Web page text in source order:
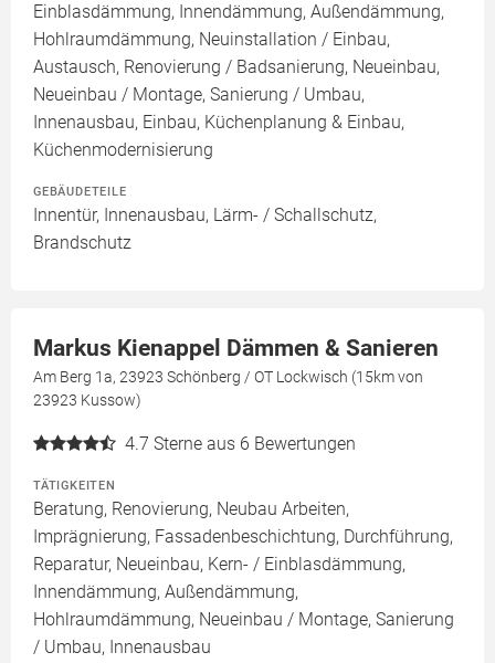
Einblasdämmung, Innendämmung, Außendämmung,
Hohlraumdämmung, Neuinstallation / Einbau,
Austausch, Renovierung / Badsanierung, Neueinbau,
Neueinbau / Montage, Sanierung / Umbau,
Innenausbau, Einbau, Küchenplanung & Einbau,
Küchenmodernisierung
GEBÄUDETEILE
Innentür, Innenausbau, Lärm- / Schallschutz,
Brandschutz
Markus Kienappel Dämmen & Sanieren
Am Berg 1a, 23923 Schönberg / OT Lockwisch (15km von
23923 Kussow)
4.7 Sterne aus 6 Bewertungen
TÄTIGKEITEN
Beratung, Renovierung, Neubau Arbeiten,
Imprägnierung, Fassadenbeschichtung, Durchführung,
Reparatur, Neueinbau, Kern- / Einblasdämmung,
Innendämmung, Außendämmung,
Hohlraumdämmung, Neueinbau / Montage, Sanierung
/ Umbau, Innenausbau